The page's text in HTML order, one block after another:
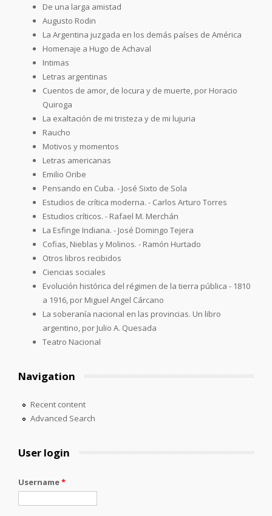
De una larga amistad
Augusto Rodin
La Argentina juzgada en los demás países de América
Homenaje a Hugo de Achaval
Intimas
Letras argentinas
Cuentos de amor, de locura y de muerte, por Horacio
Quiroga
La exaltación de mi tristeza y de mi lujuria
Raucho
Motivos y momentos
Letras americanas
Emilio Oribe
Pensando en Cuba. - José Sixto de Sola
Estudios de crítica moderna. - Carlos Arturo Torres
Estudios críticos. - Rafael M. Merchán
La Esfinge Indiana. - José Domingo Tejera
Cofias, Nieblas y Molinos. - Ramón Hurtado
Otros libros recibidos
Ciencias sociales
Evolución histórica del régimen de la tierra pública - 1810
a 1916, por Miguel Angel Cárcano
La soberanía nacional en las provincias. Un libro
argentino, por Julio A. Quesada
Teatro Nacional
Navigation
Recent content
Advanced Search
User login
Username*